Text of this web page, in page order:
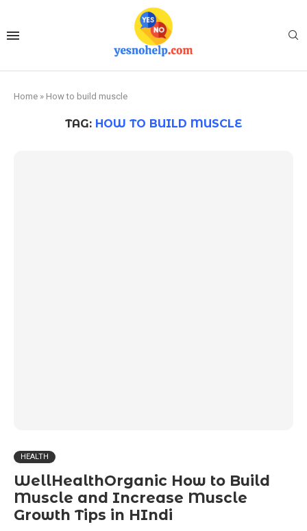
Home » How to build muscle
TAG: HOW TO BUILD MUSCLE
HEALTH
WellHealthOrganic How to Build
Muscle and Increase Muscle
Growth Tips in HIndi